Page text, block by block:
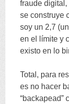
fraude digital ,
se construye
soy un 2,7 (
en el límite y
existo en lo
Total , para
es no hacer
“backapead”